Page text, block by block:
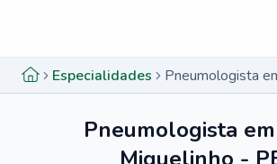
Especialidades
Pneumologista